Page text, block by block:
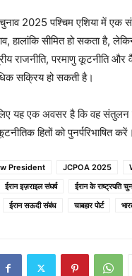
2025 पश्चिम एशिया में एक
हालांकि सीमित हो सकता है,
राजनीति, परमाणु कूटनीति और
सक्रिय हो सकती है।
यह एक अवसर है कि वह संतुलन
हितों को पुनर्परिभाषित करें।
President JCPOA 2025
ईरान इज़राइल संघर्ष
ईरान के राष्ट्रपति
ईरान सऊदी संबंध चाबहार पोर्ट